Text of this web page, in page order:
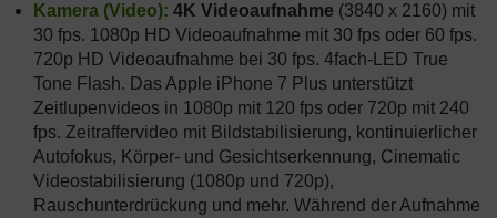
Kamera (Video): 4K Videoaufnahme (3840 x 2160) mit
30 fps. 1080p HD Videoaufnahme mit 30 fps oder 60 fps.
720p HD Videoaufnahme bei 30 fps. 4fach-LED True
Tone Flash. Das Apple iPhone 7 Plus unterstützt
Zeitlupenvideos in 1080p mit 120 fps oder 720p mit 240
fps. Zeitraffervideo mit Bildstabilisierung, kontinuierlicher
Autofokus, Körper- und Gesichtserkennung, Cinematic
Videostabilisierung (1080p und 720p),
Rauschunterdrückung und mehr. Während der Aufnahme